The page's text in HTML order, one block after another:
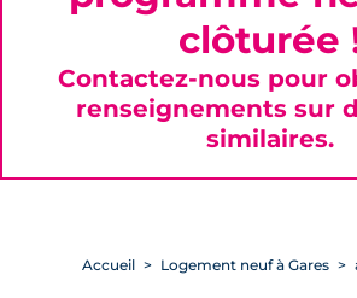
Accueil Logement neuf à Gares
clôturée
Contactez-nous pour
renseignements sur
similaires.